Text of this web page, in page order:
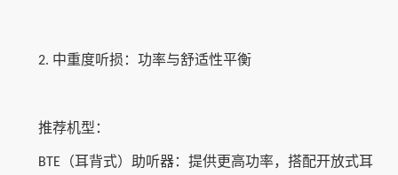
2. 中重度听损：功率与舒适性平衡
推荐机型：
BTE （耳背式）助听器：提供更高功率，搭配开放式耳